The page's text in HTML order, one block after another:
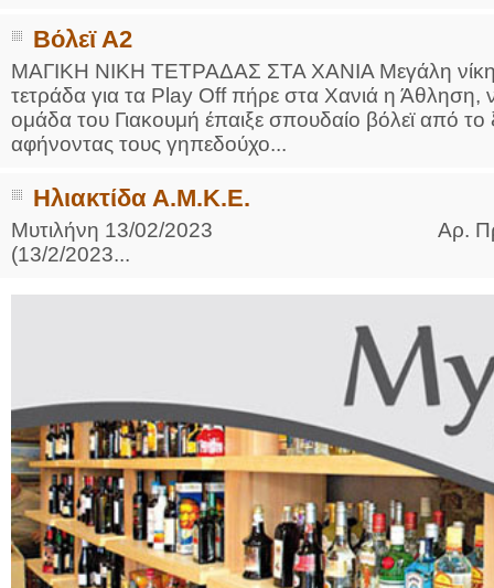
Βόλεϊ Α2
ΜΑΓΙΚΗ ΝΙΚΗ ΤΕΤΡΑΔΑΣ ΣΤΑ ΧΑΝΙΑ Μεγάλη νίκη
τετράδα για τα Play Off πήρε στα Χανιά η
ομάδα του Γιακουμή έπαιξε σπουδαίο βόλεϊ από το
αφήνοντας τους γηπεδούχο...
Ηλιακτίδα Α.Μ.Κ.Ε.
Μυτιλήνη 13/02/2023 Αρ. Πρωτ.
(13/2/2023...